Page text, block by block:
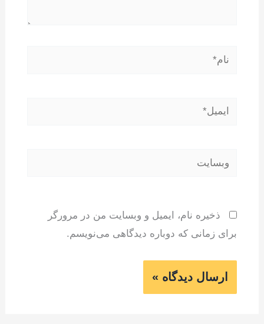
نام*
ایمیل*
وبسایت
ذخیره نام، ایمیل و وبسایت من در مرورگر
برای زمانی که دوباره دیدگاهی می‌نویسم.